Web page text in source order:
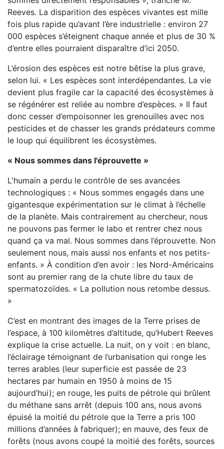
Reeves. La disparition des espèces vivantes est mille
fois plus rapide qu’avant l’ère industrielle : environ 27
000 espèces s’éteignent chaque année et plus de 30 %
d’entre elles pourraient disparaître d’ici 2050.
L’érosion des espèces est notre bêtise la plus grave,
selon lui. « Les espèces sont interdépendantes. La vie
devient plus fragile car la capacité des écosystèmes à
se régénérer est reliée au nombre d’espèces. » Il faut
donc cesser d’empoisonner les grenouilles avec nos
pesticides et de chasser les grands prédateurs comme
le loup qui équilibrent les écosystèmes.
« Nous sommes dans l'éprouvette »
L'humain a perdu le contrôle de ses avancées
technologiques : « Nous sommes engagés dans une
gigantesque expérimentation sur le climat à l’échelle
de la planète. Mais contrairement au chercheur, nous
ne pouvons pas fermer le labo et rentrer chez nous
quand ça va mal. Nous sommes dans l’éprouvette. Non
seulement nous, mais aussi nos enfants et nos petits-
enfants. » À condition d’en avoir : les Nord-Américains
sont au premier rang de la chute libre du taux de
spermatozoïdes. « La pollution nous retombe dessus.
»
C’est en montrant des images de la Terre prises de
l’espace, à 100 kilomètres d’altitude, qu’Hubert Reeves
explique la crise actuelle. La nuit, on y voit : en blanc,
l’éclairage témoignant de l’urbanisation qui ronge les
terres arables (leur superficie est passée de 23
hectares par humain en 1950 à moins de 15
aujourd’hui); en rouge, les puits de pétrole qui brûlent
du méthane sans arrêt (depuis 100 ans, nous avons
épuisé la moitié du pétrole que la Terre a pris 100
millions d’années à fabriquer); en mauve, des feux de
forêts (nous avons coupé la moitié des forêts, sources